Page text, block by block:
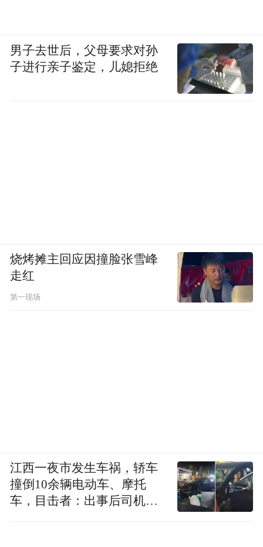
男子去世后，父母要求对孙
子进行亲子鉴定，儿媳拒绝
烧烤摊主回应因撞脸张雪峰
走红
第一现场
江西一夜市发生车祸，轿车
撞倒10余辆电动车、摩托
车，目击者：出事后司机一